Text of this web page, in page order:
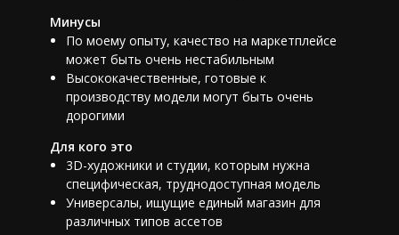
Минусы
По моему опыту, качество на маркетплейсе
может быть очень нестабильным
Высококачественные, готовые к
производству модели могут быть очень
дорогими
Для кого это
3D-художники и студии, которым нужна
специфическая, труднодоступная модель
Универсалы, ищущие единый магазин для
различных типов ассетов